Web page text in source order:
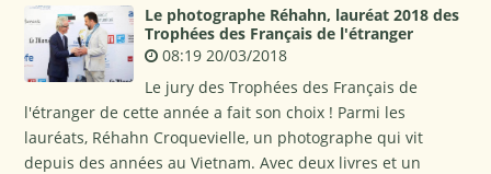
Le photographe Réhahn, lauréat 2018 des
Trophées des Français de l'étranger
08:19 20/03/2018
Le jury des Trophées des Français de
l'étranger de cette année a fait son choix ! Parmi les
lauréats, Réhahn Croquevielle, un photographe qui vit
depuis des années au Vietnam. Avec deux livres et un